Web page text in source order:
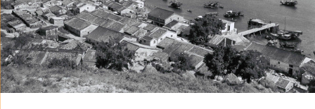
狀礫石經短距離搬運和堆積，然後在漫長的地質
作用中膠結而成，是香港較為罕見的岩石種類。
另外，在赤角頭和東澳灣之間的海岸，還可以看
見一些粉砂岩和石灰岩。